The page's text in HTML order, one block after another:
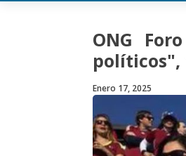
ONG
políticos",
Enero 17, 2025